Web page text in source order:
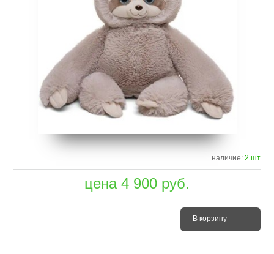
наличие: 2 шт
цена 4 900 руб.
В корзину